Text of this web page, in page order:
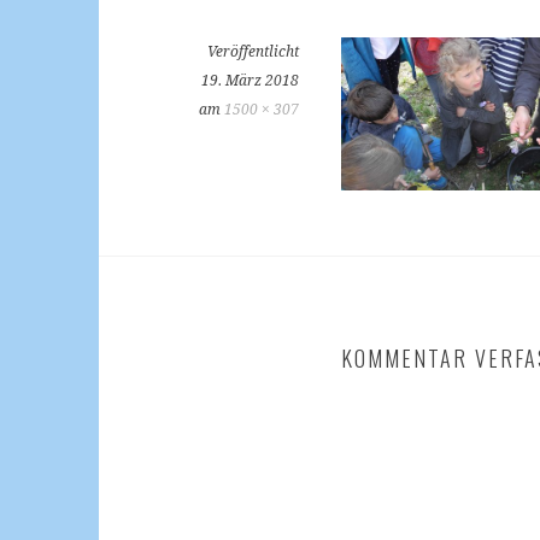
Veröffentlicht
19. März 2018
am 1500 × 307
KOMMENTAR